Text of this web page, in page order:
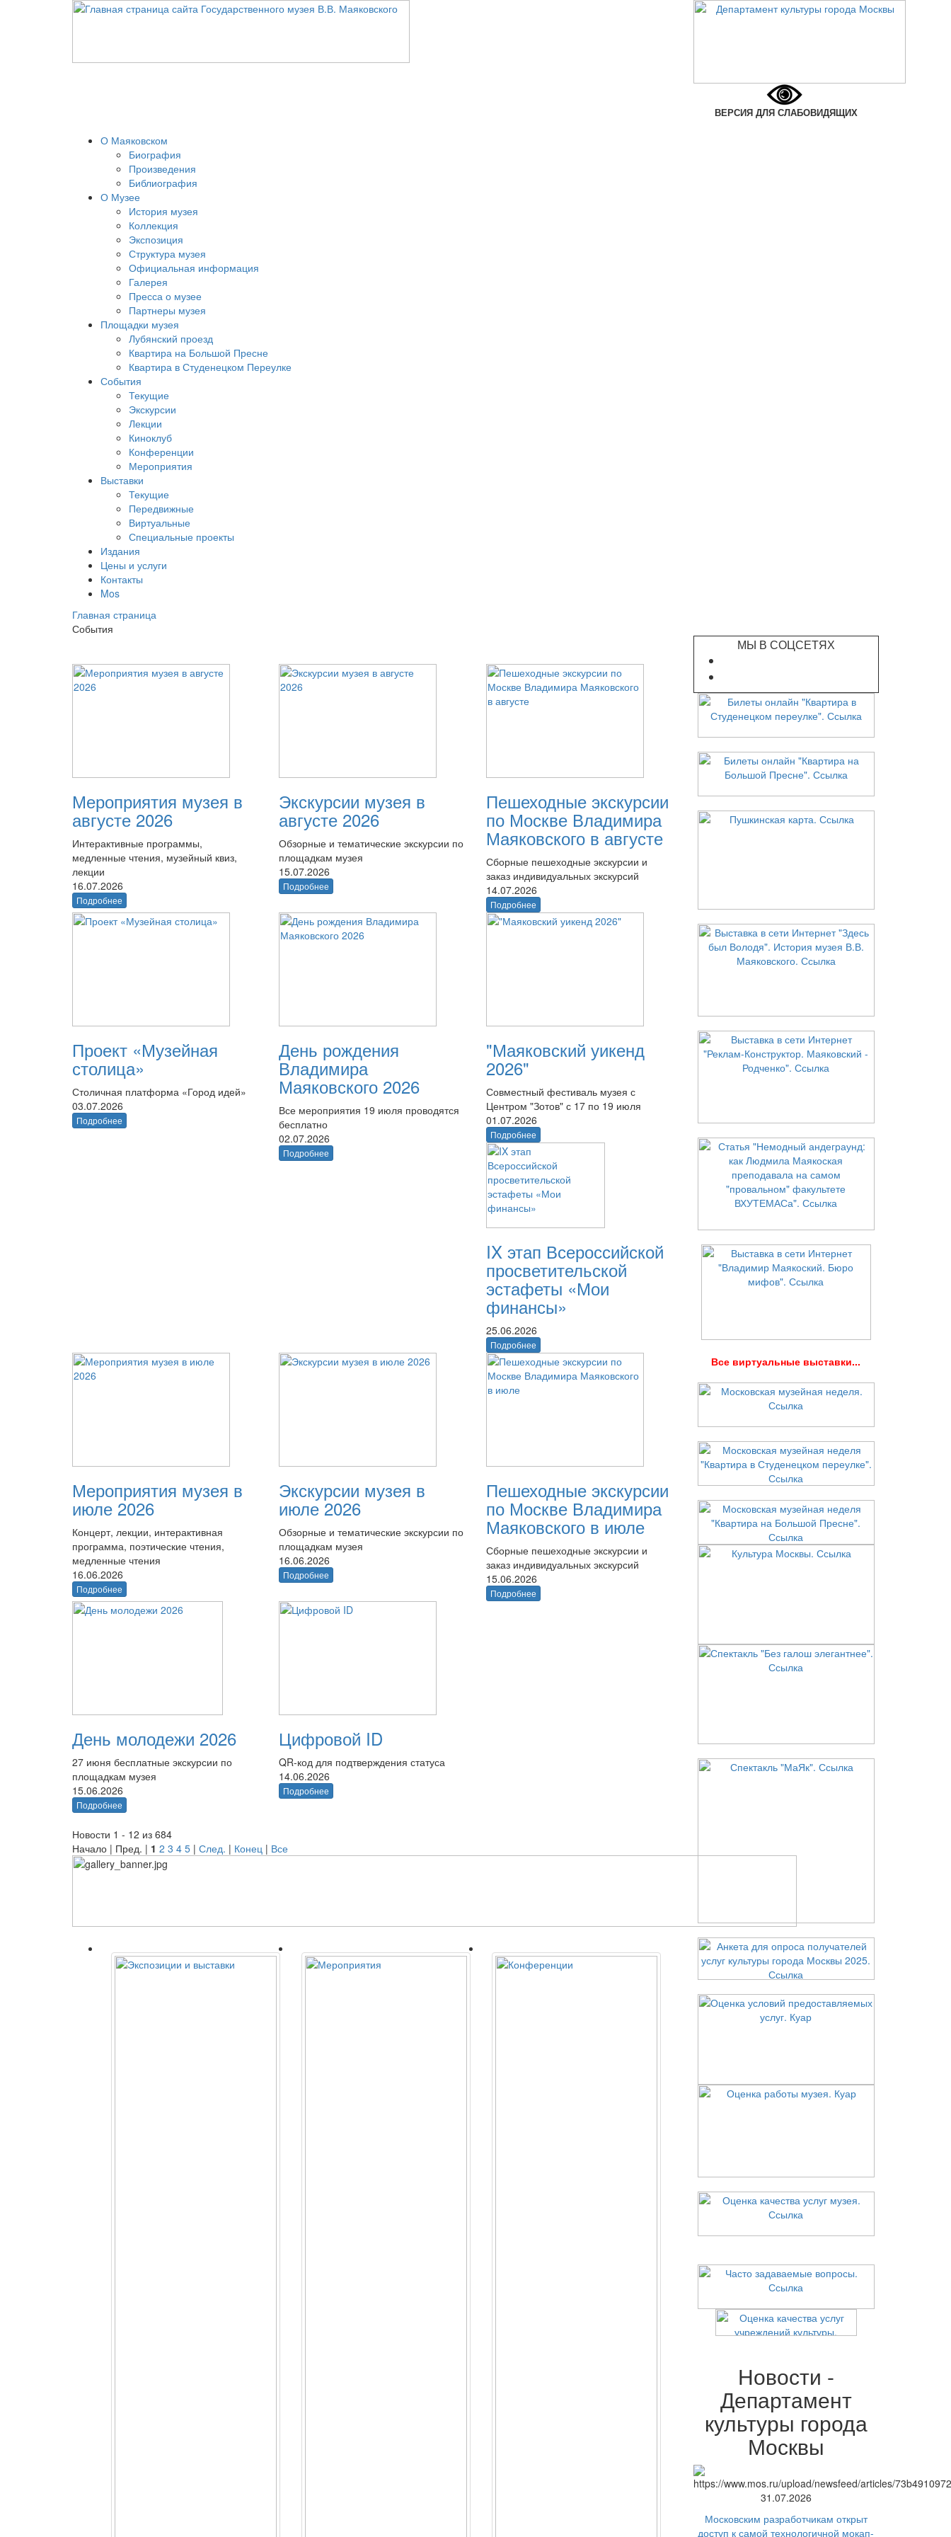
ВЕРСИЯ ДЛЯ СЛАБОВИДЯЩИХ
О Маяковском
Биография
Произведения
Библиография
О Музее
История музея
Коллекция
Экспозиция
Структура музея
Официальная информация
Галерея
Пресса о музее
Партнеры музея
Площадки музея
Лубянский проезд
Квартира на Большой Пресне
Квартира в Студенецком Переулке
События
Текущие
Экскурсии
Лекции
Киноклуб
Конференции
Мероприятия
Выставки
Текущие
Передвижные
Виртуальные
Специальные проекты
Издания
Цены и услуги
Контакты
Mos
Главная страница
События
Мероприятия музея в
августе 2026
Интерактивные программы,
медленные чтения, музейный квиз,
лекции
16.07.2026
Подробнее
Экскурсии музея в
августе 2026
Обзорные и тематические экскурсии по
площадкам музея
15.07.2026
Подробнее
Пешеходные экскурсии
по Москве Владимира
Маяковского в августе
Сборные пешеходные экскурсии и
заказ индивидуальных экскурсий
14.07.2026
Подробнее
Проект «Музейная
столица»
Столичная платформа «Город идей»
03.07.2026
Подробнее
День рождения
Владимира
Маяковского 2026
Все мероприятия 19 июля проводятся
бесплатно
02.07.2026
Подробнее
"Маяковский уикенд
2026"
Совместный фестиваль музея с
Центром "Зотов" с 17 по 19 июля
01.07.2026
Подробнее
IX этап Всероссийской
просветительской
эстафеты «Мои
финансы»
25.06.2026
Подробнее
Мероприятия музея в
июле 2026
Концерт, лекции, интерактивная
программа, поэтические чтения,
медленные чтения
16.06.2026
Подробнее
Экскурсии музея в
июле 2026
Обзорные и тематические экскурсии по
площадкам музея
16.06.2026
Подробнее
Пешеходные экскурсии
по Москве Владимира
Маяковского в июле
Сборные пешеходные экскурсии и
заказ индивидуальных экскурсий
15.06.2026
Подробнее
День молодежи 2026
27 июня бесплатные экскурсии по
площадкам музея
15.06.2026
Подробнее
Цифровой ID
QR-код для подтверждения статуса
14.06.2026
Подробнее
Новости 1 - 12 из 684
Начало | Пред. | 1 2 3 4 5 | След. | Конец | Все
МЫ В СОЦСЕТЯХ
Все виртуальные выставки...
Новости -
Департамент
культуры города
Москвы
31.07.2026
Московским разработчикам открыт
доступ к самой технологичной мокап-